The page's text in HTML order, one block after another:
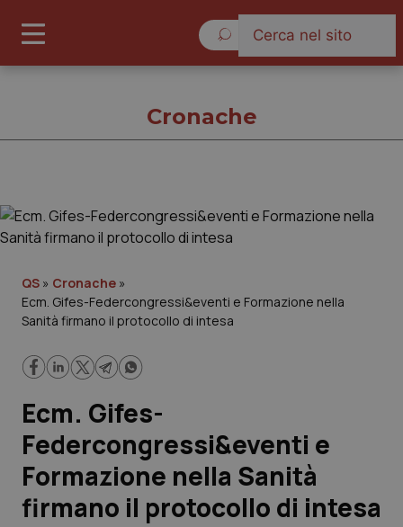
Governo e Parlamento
Regioni e Asl
Lavoro e Professioni
Scienza e Farmaci
Studi e Analisi
Cronache
QS » Cronache »
Ecm. Gifes-Federcongressi&eventi e Formazione nella
Sanità firmano il protocollo di intesa
Ecm. Gifes-
Federcongressi&eventi e
Formazione nella Sanità
firmano il protocollo di intesa